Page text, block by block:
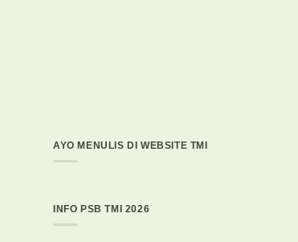
AYO MENULIS DI WEBSITE TMI
INFO PSB TMI 2026